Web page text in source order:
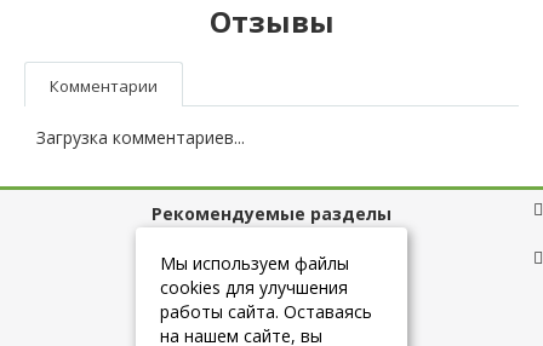
Отзывы
Комментарии
Загрузка комментариев...
Рекомендуемые разделы
Полезные ссылки
+7 (925) 084-10-60
Мы используем файлы
cookies для улучшения
работы сайта. Оставаясь
на нашем сайте, вы